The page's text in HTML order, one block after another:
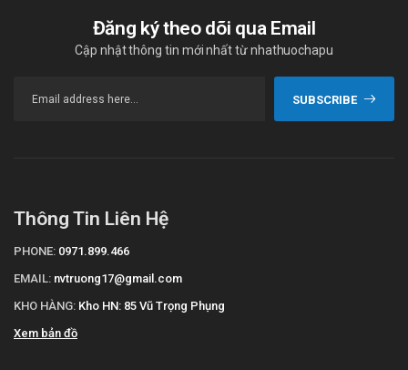
Đăng ký theo dõi qua Email
Cập nhật thông tin mới nhất từ nhathuochapu
SUBSCRIBE
Thông Tin Liên Hệ
PHONE: 0971.899.466
EMAIL: nvtruong17@gmail.com
KHO HÀNG: Kho HN: 85 Vũ Trọng Phụng
Xem bản đồ